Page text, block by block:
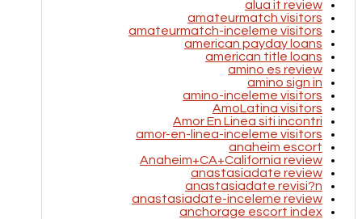
alua it review
amateurmatch visitors
amateurmatch-inceleme visitors
american payday loans
american title loans
amino es review
amino sign in
amino-inceleme visitors
AmoLatina visitors
Amor En Linea siti incontri
amor-en-linea-inceleme visitors
anaheim escort
Anaheim+CA+California review
anastasiadate review
anastasiadate revisi?n
anastasiadate-inceleme review
anchorage escort index